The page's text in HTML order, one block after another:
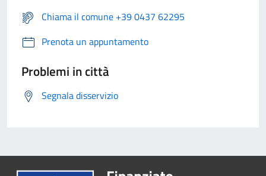
Chiama il comune +39 0437 62295
Prenota un appuntamento
Problemi in città
Segnala disservizio